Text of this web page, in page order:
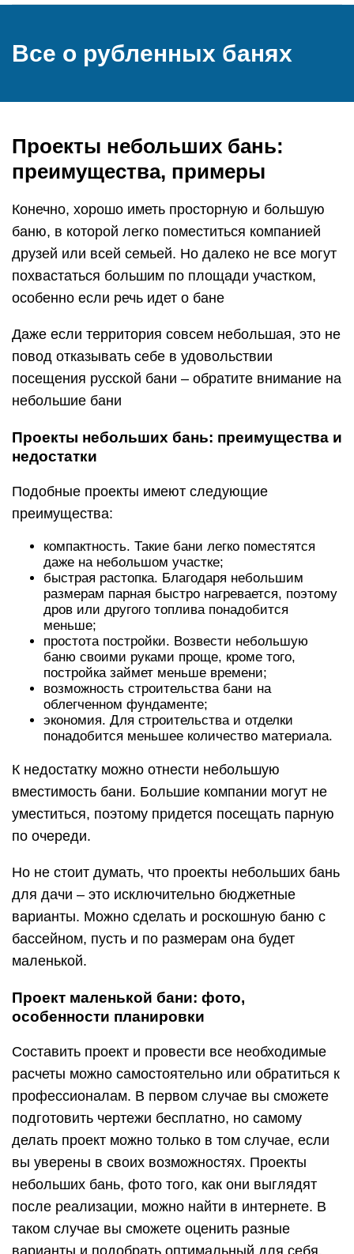
Все о рубленных банях
Проекты небольших бань:
преимущества, примеры
Конечно, хорошо иметь просторную и большую
баню, в которой легко поместиться компанией
друзей или всей семьей. Но далеко не все могут
похвастаться большим по площади участком,
особенно если речь идет о бане
Даже если территория совсем небольшая, это не
повод отказывать себе в удовольствии
посещения русской бани – обратите внимание на
небольшие бани
Проекты небольших бань: преимущества и
недостатки
Подобные проекты имеют следующие
преимущества:
компактность. Такие бани легко поместятся
даже на небольшом участке;
быстрая растопка. Благодаря небольшим
размерам парная быстро нагревается, поэтому
дров или другого топлива понадобится
меньше;
простота постройки. Возвести небольшую
баню своими руками проще, кроме того,
постройка займет меньше времени;
возможность строительства бани на
облегченном фундаменте;
экономия. Для строительства и отделки
понадобится меньшее количество материала.
К недостатку можно отнести небольшую
вместимость бани. Большие компании могут не
уместиться, поэтому придется посещать парную
по очереди.
Но не стоит думать, что проекты небольших бань
для дачи – это исключительно бюджетные
варианты. Можно сделать и роскошную баню с
бассейном, пусть и по размерам она будет
маленькой.
Проект маленькой бани: фото,
особенности планировки
Составить проект и провести все необходимые
расчеты можно самостоятельно или обратиться к
профессионалам. В первом случае вы сможете
подготовить чертежи бесплатно, но самому
делать проект можно только в том случае, если
вы уверены в своих возможностях. Проекты
небольших бань, фото того, как они выглядят
после реализации, можно найти в интернете. В
таком случае вы сможете оценить разные
варианты и подобрать оптимальный для себя.